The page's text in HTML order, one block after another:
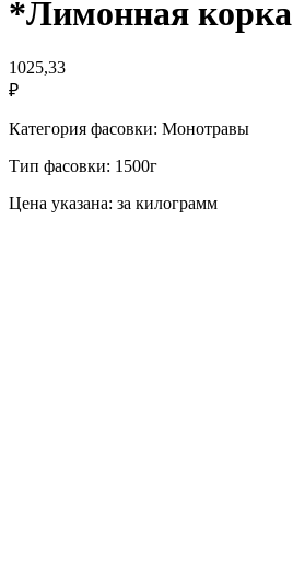
*Лимонная корка
1025,33
₽
Категория фасовки: Монотравы
Тип фасовки: 1500г
Цена указана: за килограмм